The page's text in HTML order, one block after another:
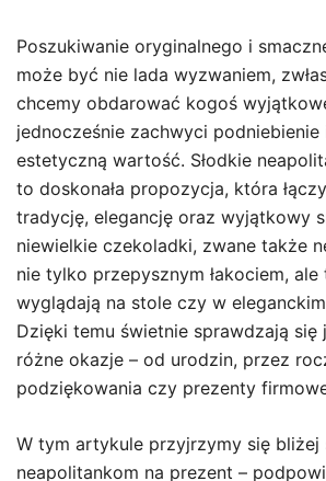
Poszukiwanie oryginalnego i
może być nie lada wyzwaniem,
chcemy obdarować kogoś
jednocześnie zachwyci podniebienie
estetyczną wartość. Słodkie
to doskonała propozycja, która
tradycję, elegancję oraz wyjątkowy
niewielkie czekoladki, zwane także
nie tylko przepysznym łakociem,
wyglądają na stole czy w
Dzięki temu świetnie sprawdzają się
różne okazje – od urodzin, przez
podziękowania czy prezenty
W tym artykule przyjrzymy się bliżej
neapolitankom na prezent –